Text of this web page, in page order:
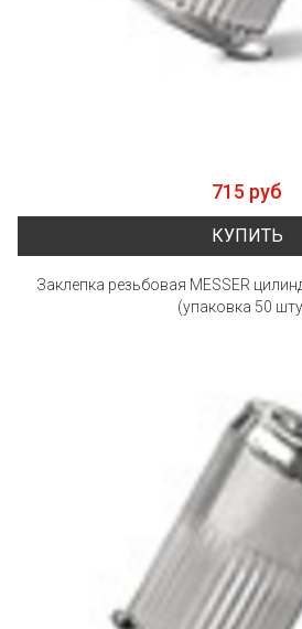
715 руб
КУПИТЬ
Заклепка резьбовая MESSER
(упаковка 50